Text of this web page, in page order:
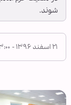
شوند.
۲۱ اسفند ۱۳۹۶ - ۲۳:۰۰